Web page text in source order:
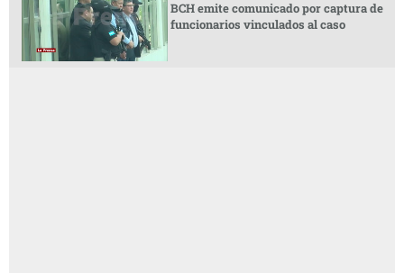
BCH emite comunicado por captura de
funcionarios vinculados al caso